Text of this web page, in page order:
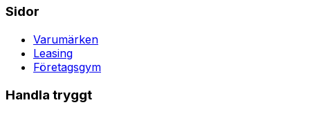
Sidor
Varumärken
Leasing
Företagsgym
Handla tryggt